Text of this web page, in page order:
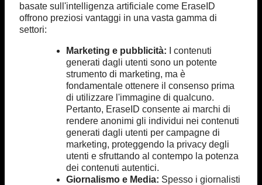
basate sull'intelligenza artificiale come EraseID
offrono preziosi vantaggi in una vasta gamma di
settori:
Marketing e pubblicità: I contenuti
generati dagli utenti sono un potente
strumento di marketing, ma è
fondamentale ottenere il consenso prima
di utilizzare l'immagine di qualcuno.
Pertanto, EraseID consente ai marchi di
rendere anonimi gli individui nei contenuti
generati dagli utenti per campagne di
marketing, proteggendo la privacy degli
utenti e sfruttando al contempo la potenza
dei contenuti autentici.
Giornalismo e Media: Spesso i giornalisti